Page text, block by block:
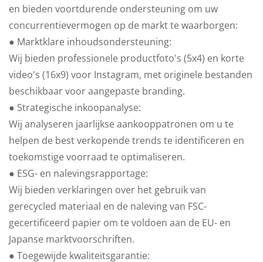
en bieden voortdurende ondersteuning om uw
concurrentievermogen op de markt te waarborgen:
● Marktklare inhoudsondersteuning:
Wij bieden professionele productfoto's (5x4) en korte
video's (16x9) voor Instagram, met originele bestanden
beschikbaar voor aangepaste branding.
● Strategische inkoopanalyse:
Wij analyseren jaarlijkse aankooppatronen om u te
helpen de best verkopende trends te identificeren en
toekomstige voorraad te optimaliseren.
● ESG- en nalevingsrapportage:
Wij bieden verklaringen over het gebruik van
gerecycled materiaal en de naleving van FSC-
gecertificeerd papier om te voldoen aan de EU- en
Japanse marktvoorschriften.
● Toegewijde kwaliteitsgarantie: